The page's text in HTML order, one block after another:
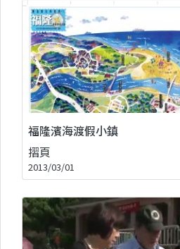
福隆濱海渡假小鎮
摺頁
2013/03/01